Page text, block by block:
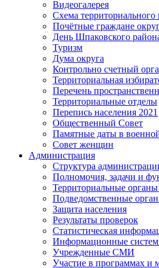
Видеогалерея
Схема
Почётные граждане
День Шпаковского
Туризм
Дума округа
Контрольно счетный
Территориальная
Перечень
Территориальные отделы
Перепись населения 2021
Общественный Совет
Памятные даты в
Совет женщин
Администрация
Структура
Полномочия, задачи и
Территориальные органы
Подведомственные
Защита населения
Результаты проверок
Статистическая
Информационные
Учрежденные СМИ
Участие в программах и